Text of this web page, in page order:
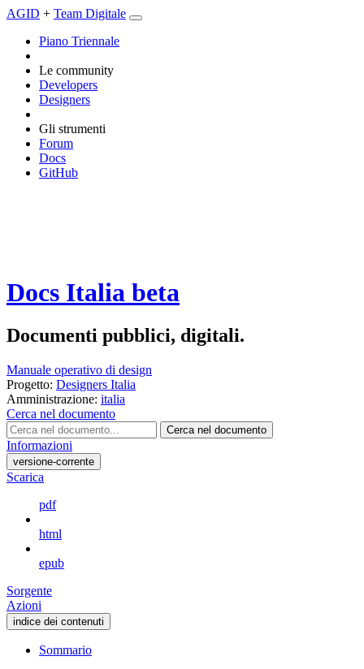
AGID + Team Digitale
Piano Triennale
Le community
Developers
Designers
Gli strumenti
Forum
Docs
GitHub
Docs Italia beta
Documenti pubblici, digitali.
Manuale operativo di design
Progetto: Designers Italia
Amministrazione: italia
Cerca nel documento
Cerca nel documento
Informazioni
versione-corrente
Scarica
pdf
html
epub
Sorgente
Azioni
indice dei contenuti
Sommario